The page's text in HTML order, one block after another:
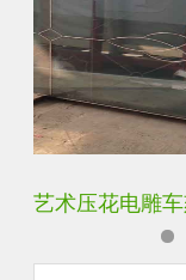
菱形镜面酒店